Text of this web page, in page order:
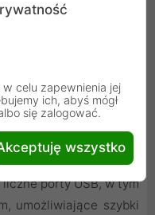
liczne porty USB, w tym
umożliwiające szybki
w celu zapewnienia jej
ich, abyś mógł
się zalogować.
wszystko